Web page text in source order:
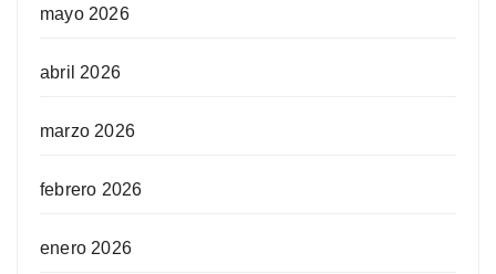
mayo 2026
abril 2026
marzo 2026
febrero 2026
enero 2026